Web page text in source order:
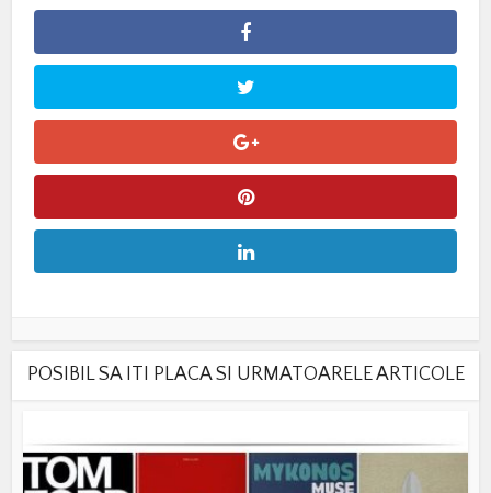
POSIBIL SA ITI PLACA SI URMATOARELE ARTICOLE